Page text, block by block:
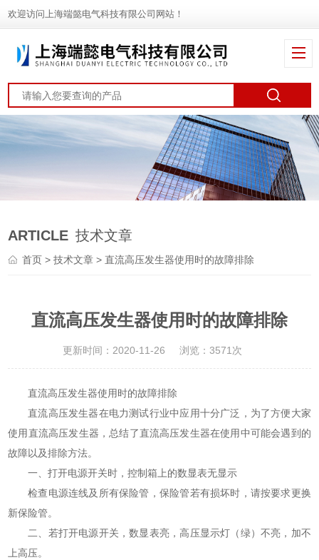
欢迎访问上海端懿电气科技有限公司网站！
ARTICLE 技术文章
首页 >技术文章 > 直流高压发生器使用时的故障排除
直流高压发生器使用时的故障排除
更新时间：2020-11-26 浏览：3571次
直流高压发生器使用时的故障排除
直流高压发生器在电力测试行业中应用十分广泛，为了方便大家
使用直流高压发生器，总结了直流高压发生器在使用中可能会遇到的
故障以及排除方法。
一、打开电源开关时，控制箱上的数显表无显示
检查电源连线及所有保险管，保险管若有损坏时，请按要求更换
新保险管。
二、若打开电源开关，数显表亮，高压显示灯（绿）不亮，加不
上高压。